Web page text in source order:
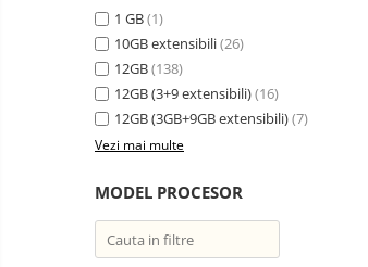
accesorii
Piese de schimb telefoane
1 GB(1)
10GB extensibili(26)
12GB(138)
12GB (3+9 extensibili)(16)
12GB (3GB+9GB extensibili)(7)
Vezi mai multe
MODEL PROCESOR